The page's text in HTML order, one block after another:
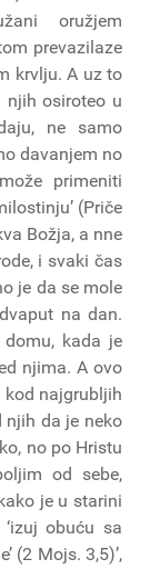
oružjem
prevazilaze
krvlju. A uz to
osiroteo u
ne samo
davanjem no
primeniti
(Priče
Božja, a nne
i svaki čas
je da se mole
na dan.
kada je
njima. A ovo
kod najgrubljih
njih da je neko
no po Hristu
od sebe,
je u starini
obuću sa
(2 Mojs. 3,5)’,